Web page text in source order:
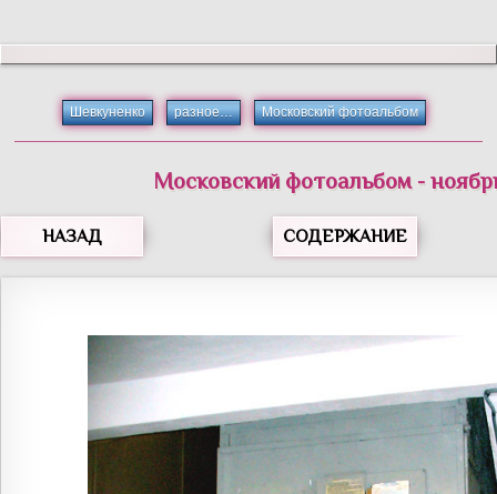
Шевкуненко разное… Московский фотоальбом
Московский фотоальбом -
НАЗАД СОДЕРЖАНИЕ